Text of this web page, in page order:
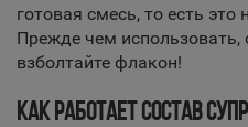
готовая смесь, то есть
Прежде чем использовать,
взболтайте флакон!
КАК РАБОТАЕТ СОСТАВ